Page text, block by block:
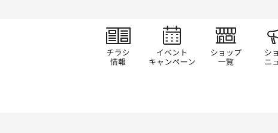
チラシ情報 イベント/キャン
ショ